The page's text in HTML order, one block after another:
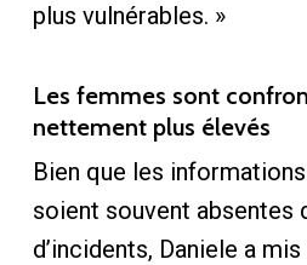
plus vulnérables. »
Les femmes sont
nettement plus élevés
Bien que les
soient souvent absentes
d’incidents, Daniele a